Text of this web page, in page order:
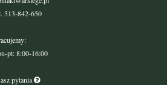
513-842-650
pt: 8:00-16:00
pytania